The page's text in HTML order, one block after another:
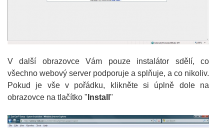
V další obrazovce Vám pouze instalátor sdělí, co
všechno webový server podporuje a splňuje, a co nikoliv.
Pokud je vše v pořádku, klikněte si úplně dole na
obrazovce na tlačítko " Install "